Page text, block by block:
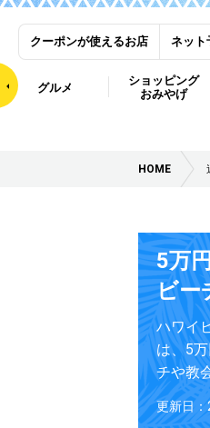
クーポンが使えるお店 ネット
グルメ
ショッピング
おみやげ
HOME
5万
ビー
ハワイ
は、5
チや教
更新日